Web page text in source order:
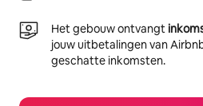
Het gebouw ontvangt
jouw uitbetalingen van
geschatte inkomsten.